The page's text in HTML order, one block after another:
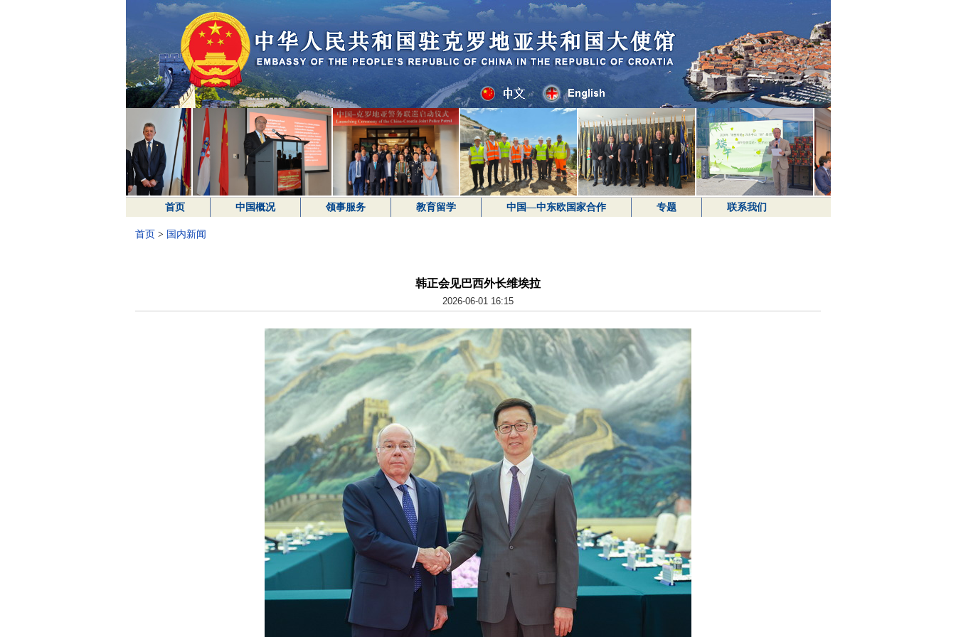
首页 中国概况 领事服务 教育留学 中国—中东欧国家合作 专题 联系我们
首页 > 国内新闻
韩正会见巴西外长维埃拉
2026-06-01 16:15